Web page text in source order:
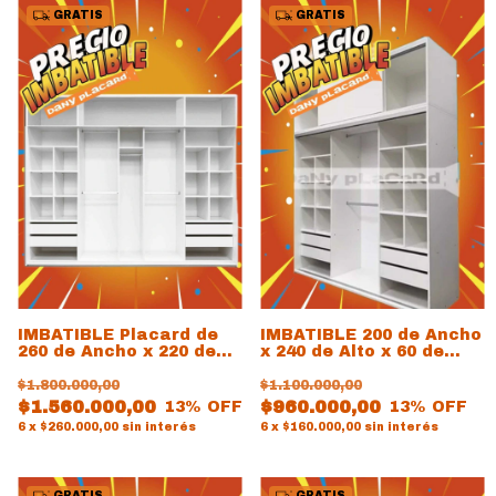
GRATIS
IMBATIBLE Placard de
260 de Ancho x 220 de
$1.560.000,00
$1.800.000,00
13% OFF
6 x $260.000,00 sin interés
GRATIS
IMBATIBLE 200 de Ancho
x 240 de Alto x 60 de
$960.000,00
$1.100.000,00
13% OFF
6 x $160.000,00 sin interés